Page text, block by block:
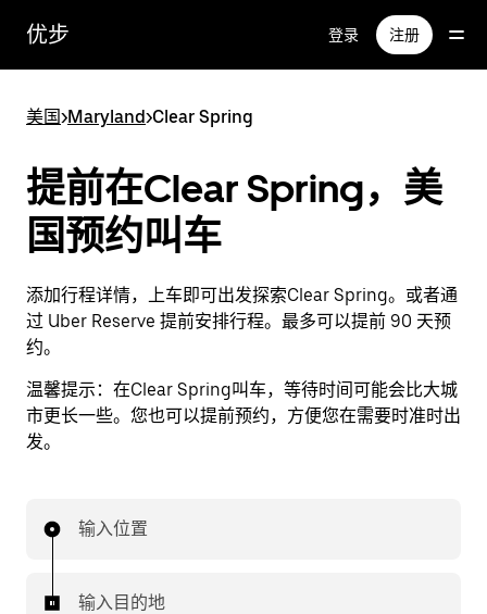
优步 登录 注册
美国>Maryland>Clear Spring
提前在Clear Spring，美
国预约叫车
添加行程详情，上车即可出发探索Clear Spring。或者通
过 Uber Reserve 提前安排行程。最多可以提前 90 天预
约。
温馨提示： 在Clear Spring叫车，等待时间可能会比大城
市更长一些。您也可以提前预约，方便您在需要时准时出
发。
输入位置
输入目的地